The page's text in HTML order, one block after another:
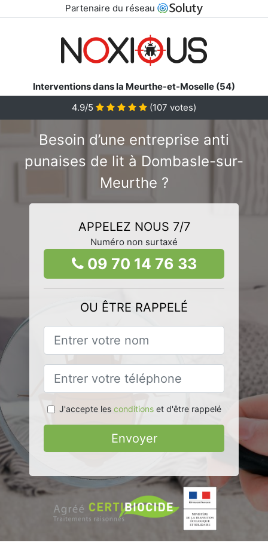
Partenaire du réseau
Interventions dans la Meurthe-et-Moselle (54)
4.9/5
(107 votes)
Besoin d’une entreprise anti
punaises de lit à Dombasle-sur-
Meurthe ?
APPELEZ NOUS 7/7
Numéro non surtaxé
09 70 14 76 33
OU ÊTRE RAPPELÉ
J'accepte les conditionset d'être rappelé
Envoyer